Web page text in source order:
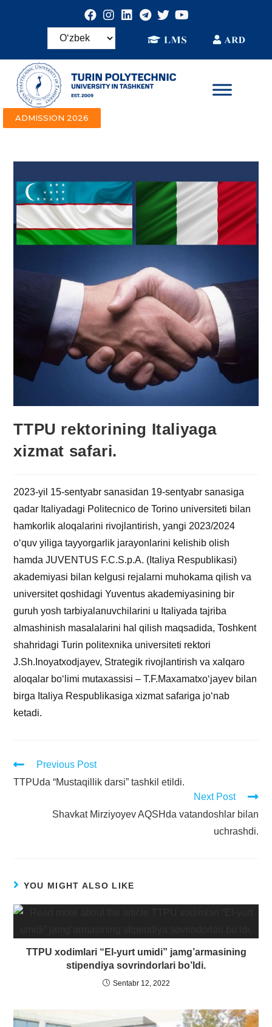
ADMISSION 2026
TTPU rektorining Italiyaga
xizmat safari.
2023-yil 15-sentyabr sanasidan 19-sentyabr sanasiga
qadar Italiyadagi Politecnico de Torino universiteti bilan
hamkorlik aloqalarini rivojlantirish, yangi 2023/2024
o‘quv yiliga tayyorgarlik jarayonlarini kelishib olish
hamda JUVENTUS F.C.S.p.A. (Italiya Respublikasi)
akademiyasi bilan kelgusi rejalarni muhokama qilish va
universitet qoshidagi Yuventus akademiyasining bir
guruh yosh tarbiyalanuvchilarini u Italiyada tajriba
almashinish masalalarini hal qilish maqsadida, Toshkent
shahridagi Turin politexnika universiteti rektori
J.Sh.Inoyatxodjayev, Strategik rivojlantirish va xalqaro
aloqalar bo‘limi mutaxassisi – T.F.Maxamatxo‘jayev bilan
birga Italiya Respublikasiga xizmat safariga jo‘nab
ketadi.
Previous Post
TTPUda “Mustaqillik darsi” tashkil etildi.
Next Post
Shavkat Mirziyoyev AQSHda vatandoshlar bilan
uchrashdi.
YOU MIGHT ALSO LIKE
TTPU xodimlari “El-yurt umidi” jamg’armasining
stipendiya sovrindorlari bo’ldi.
Sentabr 12, 2022